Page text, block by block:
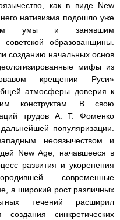
как в виде New
нативизма подошло уже
умы и занявшим
образованщины.
созданию начальных основ
мифы из
крещении Руси»
атмосферы доверия к
конструктам. В свою
трудов А. Т. Фоменко
популяризации.
неоязычеством и
New Age, начавшееся в
развития и укоренения
современные
а широкий рост различных
течений расширил
создания синкретических